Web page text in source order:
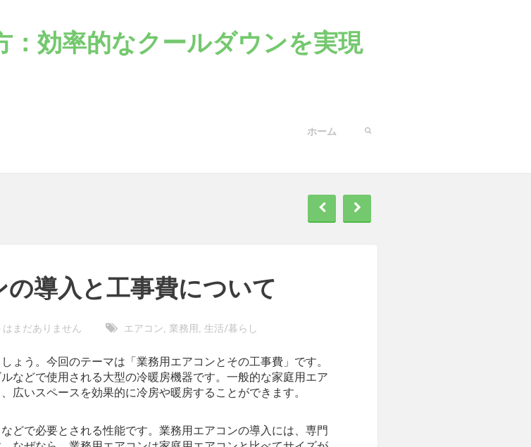
：効率的なクールダウンを実現
ホーム
導入と工事費について
はまだありません エアコン 業務用 生活/暮らし
ょう。 今回のテーマは「業務用エアコンとその工事費」です。
などで使用される大型の冷暖房機器です。一般的な家庭用エア
広いスペースを効果的に冷房や暖房することができます。
どで必要とされる性能です。業務用エアコンの導入には、専門